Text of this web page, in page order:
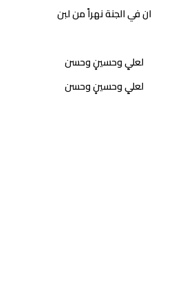
ان في الجنة نهراً من لبن
لعليٍ وحسينٍ وحسن
لعليٍ وحسينٍ وحسن